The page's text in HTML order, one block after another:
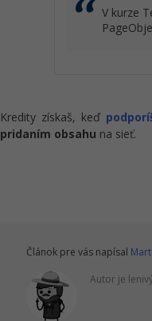
V kurze
Kredity získaš, keď
pridaním obsahu na sieť.
Článok pre vás napísal
Autor je